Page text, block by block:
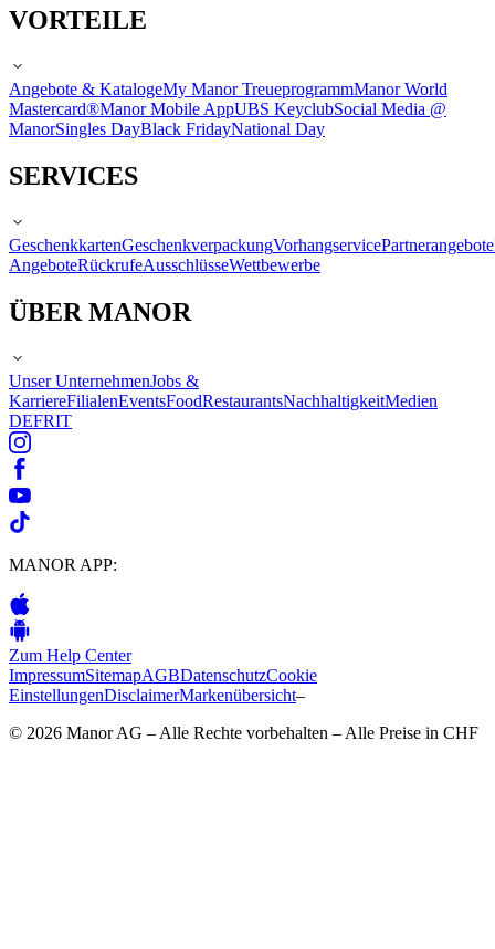
VORTEILE
Angebote & KatalogeMy Manor TreueprogrammManor World
Mastercard®Manor Mobile AppUBS KeyclubSocial Media @
ManorSingles DayBlack FridayNational Day
SERVICES
GeschenkkartenGeschenkverpackungVorhangservicePartnerangebote
AngeboteRückrufeAusschlüsseWettbewerbe
ÜBER MANOR
Unser UnternehmenJobs &
KarriereFilialenEventsFoodRestaurantsNachhaltigkeitMedien
DEFRIT
MANOR APP:
Zum Help Center
ImpressumSitemapAGBDatenschutzCookie
EinstellungenDisclaimerMarkenübersicht–
© 2026 Manor AG – Alle Rechte vorbehalten – Alle Preise in CHF